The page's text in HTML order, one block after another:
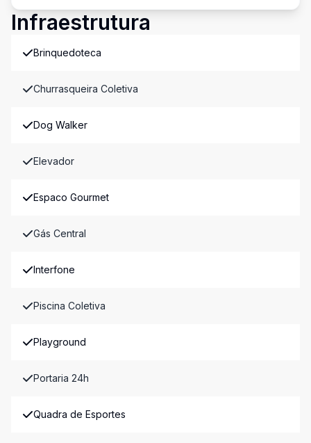
Infraestrutura
Brinquedoteca
Churrasqueira Coletiva
Dog Walker
Elevador
Espaco Gourmet
Gás Central
Interfone
Piscina Coletiva
Playground
Portaria 24h
Quadra de Esportes